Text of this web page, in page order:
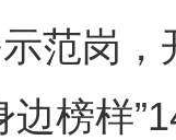
范岗
边榜样